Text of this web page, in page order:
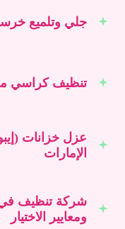
جلي وتلميع
تنظيف كراسي
عزل خزانات
الإمارات
شركة تنظيف في
ومعايير الاختيار